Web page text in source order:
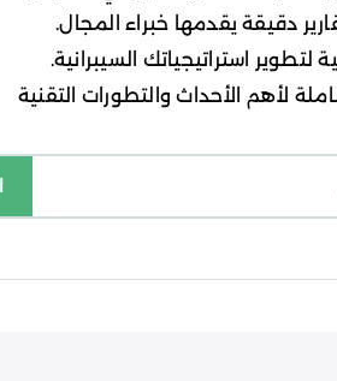
دقيقة يقدمها خبراء المجال.
لتطوير استراتيجياتك السيبرانية.
لأهم الأحداث والتطورات التقنية